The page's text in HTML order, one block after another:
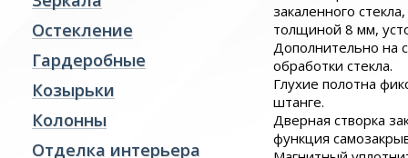
Пожарные преграды
Стекло производство
Ревизионные люки
Остекление
Гардеробные
Козырьки
Колонны
Отделка интерьера
закаленного стекла,
толщиной 8 мм,
Дополнительно на
обработки стекла.
Глухие полотна
штанге.
Дверная створка
функция